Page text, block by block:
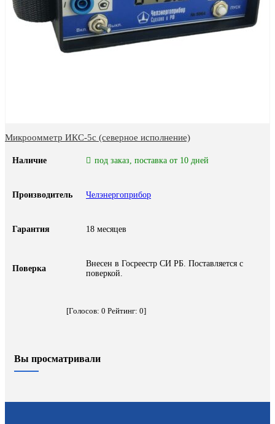
Микроомметр ИКС-5с (северное исполнение)
Наличие под заказ, поставка от 10 дней
Производитель Челэнергоприбор
Гарантия 18 месяцев
Поверка
Внесен в Госреестр СИ РБ. Поставляется с
поверкой.
[Голосов: 0 Рейтинг: 0]
Вы просматривали